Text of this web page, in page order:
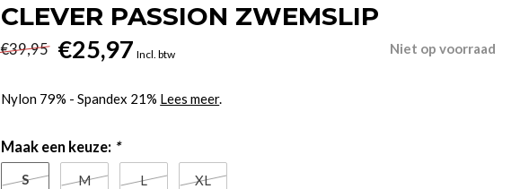
CLEVER PASSION ZWEMSLIP
€39,95 €25,97 Incl. btw Niet op voorraad
Nylon 79% - Spandex 21% Lees meer.
Maak een keuze: *
S M L XL